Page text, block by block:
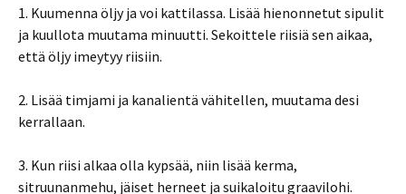
1. Kuumenna öljy ja voi kattilassa. Lisää hienonnetut sipulit
ja kuullota muutama minuutti. Sekoittele riisiä sen aikaa,
että öljy imeytyy riisiin.
2. Lisää timjami ja kanalientä vähitellen, muutama desi
kerrallaan.
3. Kun riisi alkaa olla kypsää, niin lisää kerma,
sitruunanmehu, jäiset herneet ja suikaloitu graavilohi.